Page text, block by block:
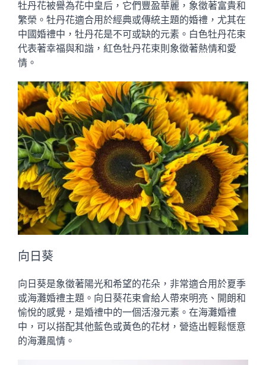
牡丹花被譽為花中皇后，它們豐盈華麗，象徵著富貴和
繁榮。牡丹花適合用於經典或傳統主題的婚禮，尤其在
中國婚禮中，牡丹花是不可或缺的元素。白色牡丹花束
代表著幸福與和諧，紅色牡丹花束則象徵著熱情和愛
情。
向日葵
向日葵是象徵著陽光和希望的花朵，非常適合用於夏季
或海灘婚禮主題。向日葵花束會給人帶來明亮、開朗和
愉悅的感覺，是婚禮中的一個活潑元素。在海灘婚禮
中，可以搭配其他藍色或黃色的花材，營造出輕鬆愜意
的海灘風情。